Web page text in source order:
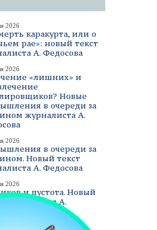
2026
каракурта, или о
рае»: новый текст
А. Федосова
2026
«лишних» и
Новые
в очереди за
журналиста А.
2026
в очереди за
Новый текст
А. Федосова
2026
и пустота. Новый
журналиста А.